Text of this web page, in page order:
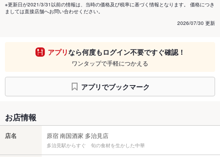
※更新日が2021/3/31以前の情報は、当時の価格及び税率に基づく情報となります。 価格につき
ましては直接店舗へお問い合わせください。
2026/07/30 更新
アプリなら何度もログイン不要ですぐ確認！
ワンタップで手軽につかえる
アプリでブックマーク
お店情報
店名 原宿 南国酒家 多治見店
多治見駅からすぐ 旬の食材を生かした中華